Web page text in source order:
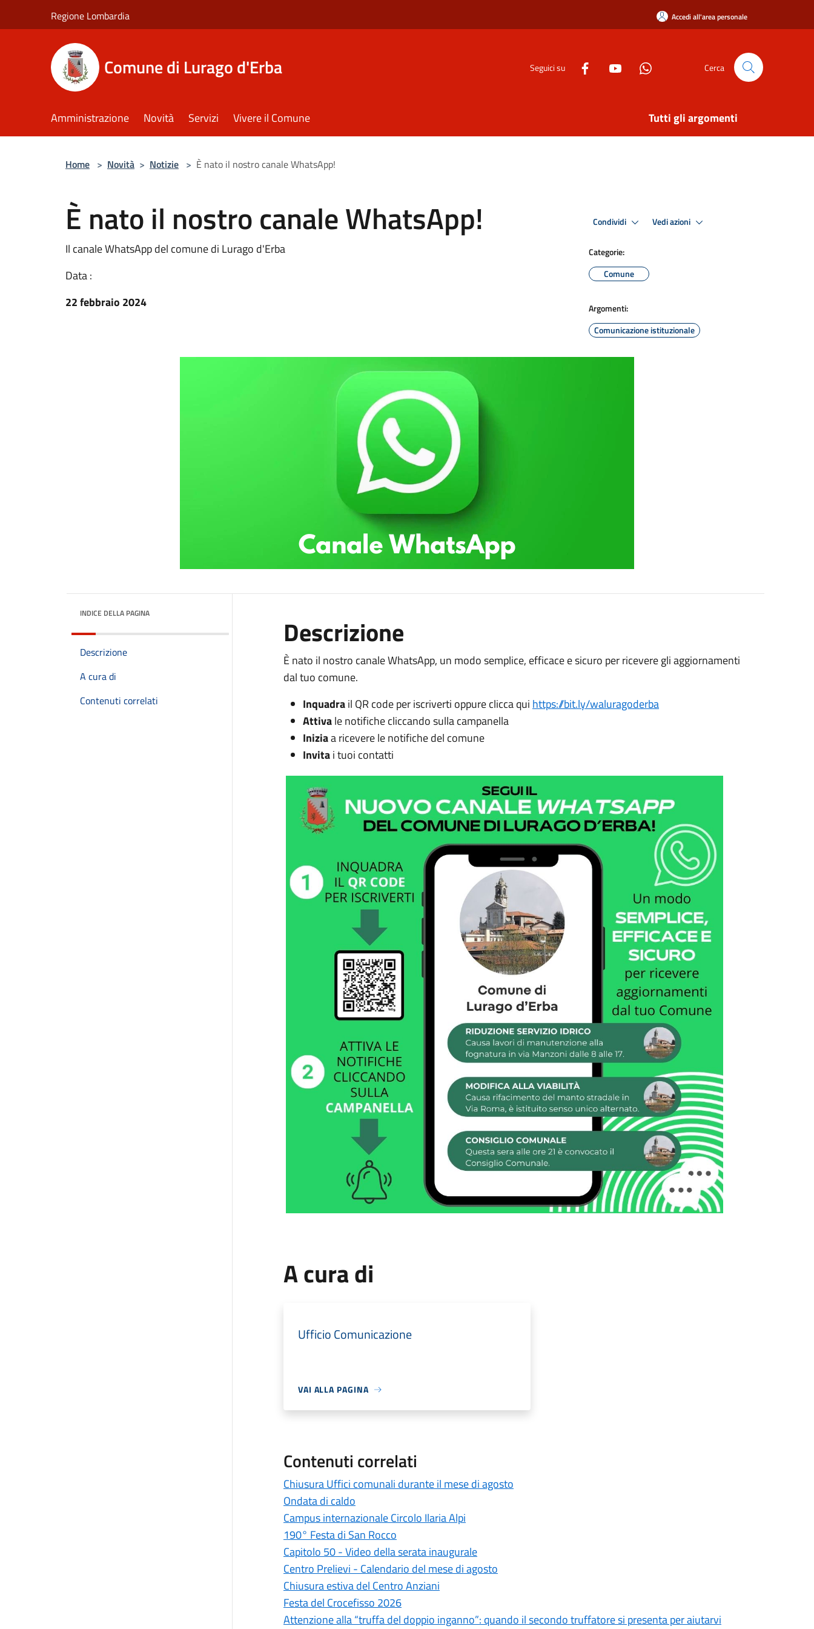
Regione Lombardia Accedi all'area personale
Comune di Lurago d'Erba Seguici su Cerca
Amministrazione Novità Servizi Vivere il Comune Tutti gli argomenti
Home > Novità > Notizie > È nato il nostro canale WhatsApp!
È nato il nostro canale WhatsApp!
Il canale WhatsApp del comune di Lurago d'Erba
Data :
22 febbraio 2024
Condividi Vedi azioni
Categorie:
Comune
Argomenti:
Comunicazione istituzionale
INDICE DELLA PAGINA
Descrizione
A cura di
Contenuti correlati
Descrizione
È nato il nostro canale WhatsApp, un modo semplice, efficace e sicuro per ricevere gli aggiornamenti
dal tuo comune.
Inquadrail QR code per iscriverti oppure clicca qui https://bit.ly/waluragoderba
Attivale notifiche cliccando sulla campanella
Iniziaa ricevere le notifiche del comune
Invitai tuoi contatti
A cura di
Ufficio Comunicazione
VAI ALLA PAGINA
Contenuti correlati
Chiusura Uffici comunali durante il mese di agosto
Ondata di caldo
Campus internazionale Circolo Ilaria Alpi
190° Festa di San Rocco
Capitolo 50 - Video della serata inaugurale
Centro Prelievi - Calendario del mese di agosto
Chiusura estiva del Centro Anziani
Festa del Crocefisso 2026
Attenzione alla “truffa del doppio inganno”: quando il secondo truffatore si presenta per aiutarvi